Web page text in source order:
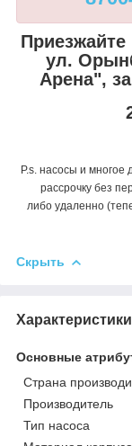
ул.
Арена",
P.s. насосы и многое
рассрочку без
либо удаленно
Скрыть
Характеристики
Основные
Страна
Производитель
Тип насоса